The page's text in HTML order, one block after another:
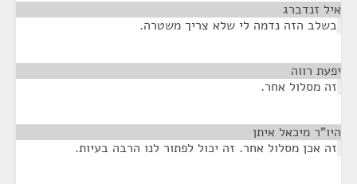
איל זנדברג
בשלב הזה נדמה לי שלא צריך משטרה.
יפעת רווה
זה מסלול אחר.
היו"ר מיכאל איתן
זה אכן מסלול אחר. זה יכול לפתור לנו הרבה בעיות.